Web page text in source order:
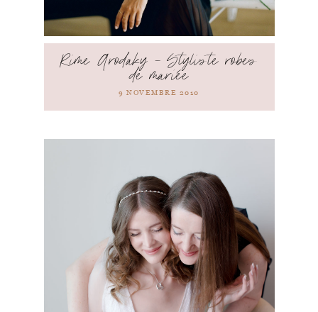
Rime Arodaky – Styliste robes
de mariée
9 NOVEMBRE 2010